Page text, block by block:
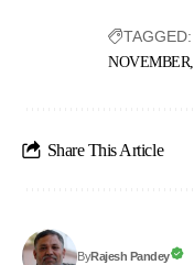
TAGGED:
NOVEMBER
Share This Article
ByRajesh Pandey